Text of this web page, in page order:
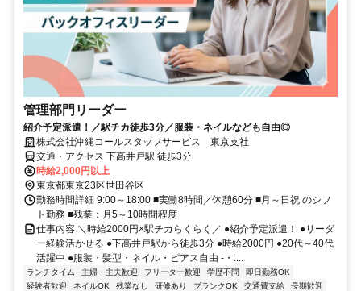
管理部門リーダー
紹介予定派遣！／駅チカ徒歩3分／服装・ネイルなども自由◎
株式会社沖縄コールスタッフサービス 東京支社
交通・アクセス 下高井戸駅 徒歩3分
時給2,000円以上
東京都東京23区世田谷区
勤務時間詳細 9:00～18:00 ■実働8時間／休憩60分 ■月～日祝 のシフ
ト勤務 ■残業：月5～10時間程度
仕事内容 ＼時給2000円×駅チカらくらく／ ●紹介予定派遣！ ●リーダ
ー経験活かせる ●下高井戸駅から徒歩3分 ●時給2000円 ●20代～40代
活躍中 ●服装・髪型・ネイル・ピアス自由 -・:...
ランチタイム 主婦・主夫歓迎 フリーター歓迎 学歴不問
即日勤務OK
経験者歓迎
ネイルOK 残業なし 研修あり ブランクOK 交通費支給
長期歓迎